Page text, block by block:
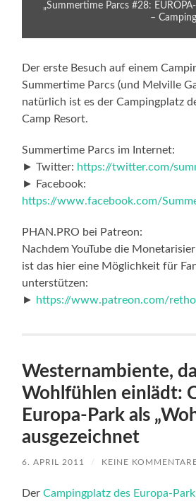
„Summertime Parcs #28:
–
Der erste Besuch auf einem
Summertime Parcs (und Melville
natürlich ist es der Campingplatz
Camp Resort.
Summertime Parcs im Internet:
► Twitter: https://twitter.com/
► Facebook:
https://www.facebook.com/
PHAN.PRO bei Patreon:
Nachdem YouTube die
ist das hier eine Möglichkeit für
unterstützen:
► https://www.patreon.com/
Westernambiente,
Wohlfühlen einlädt:
Europa-Park als
ausgezeichnet
6. APRIL 2011 / KEINE
DerCampingplatz des Europa-Park